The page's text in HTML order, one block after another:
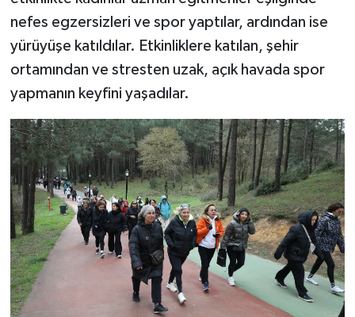
nefes egzersizleri ve spor yaptılar, ardından ise
yürüyüşe katıldılar. Etkinliklere katılan, şehir
ortamından ve stresten uzak, açık havada spor
yapmanın keyfini yaşadılar.